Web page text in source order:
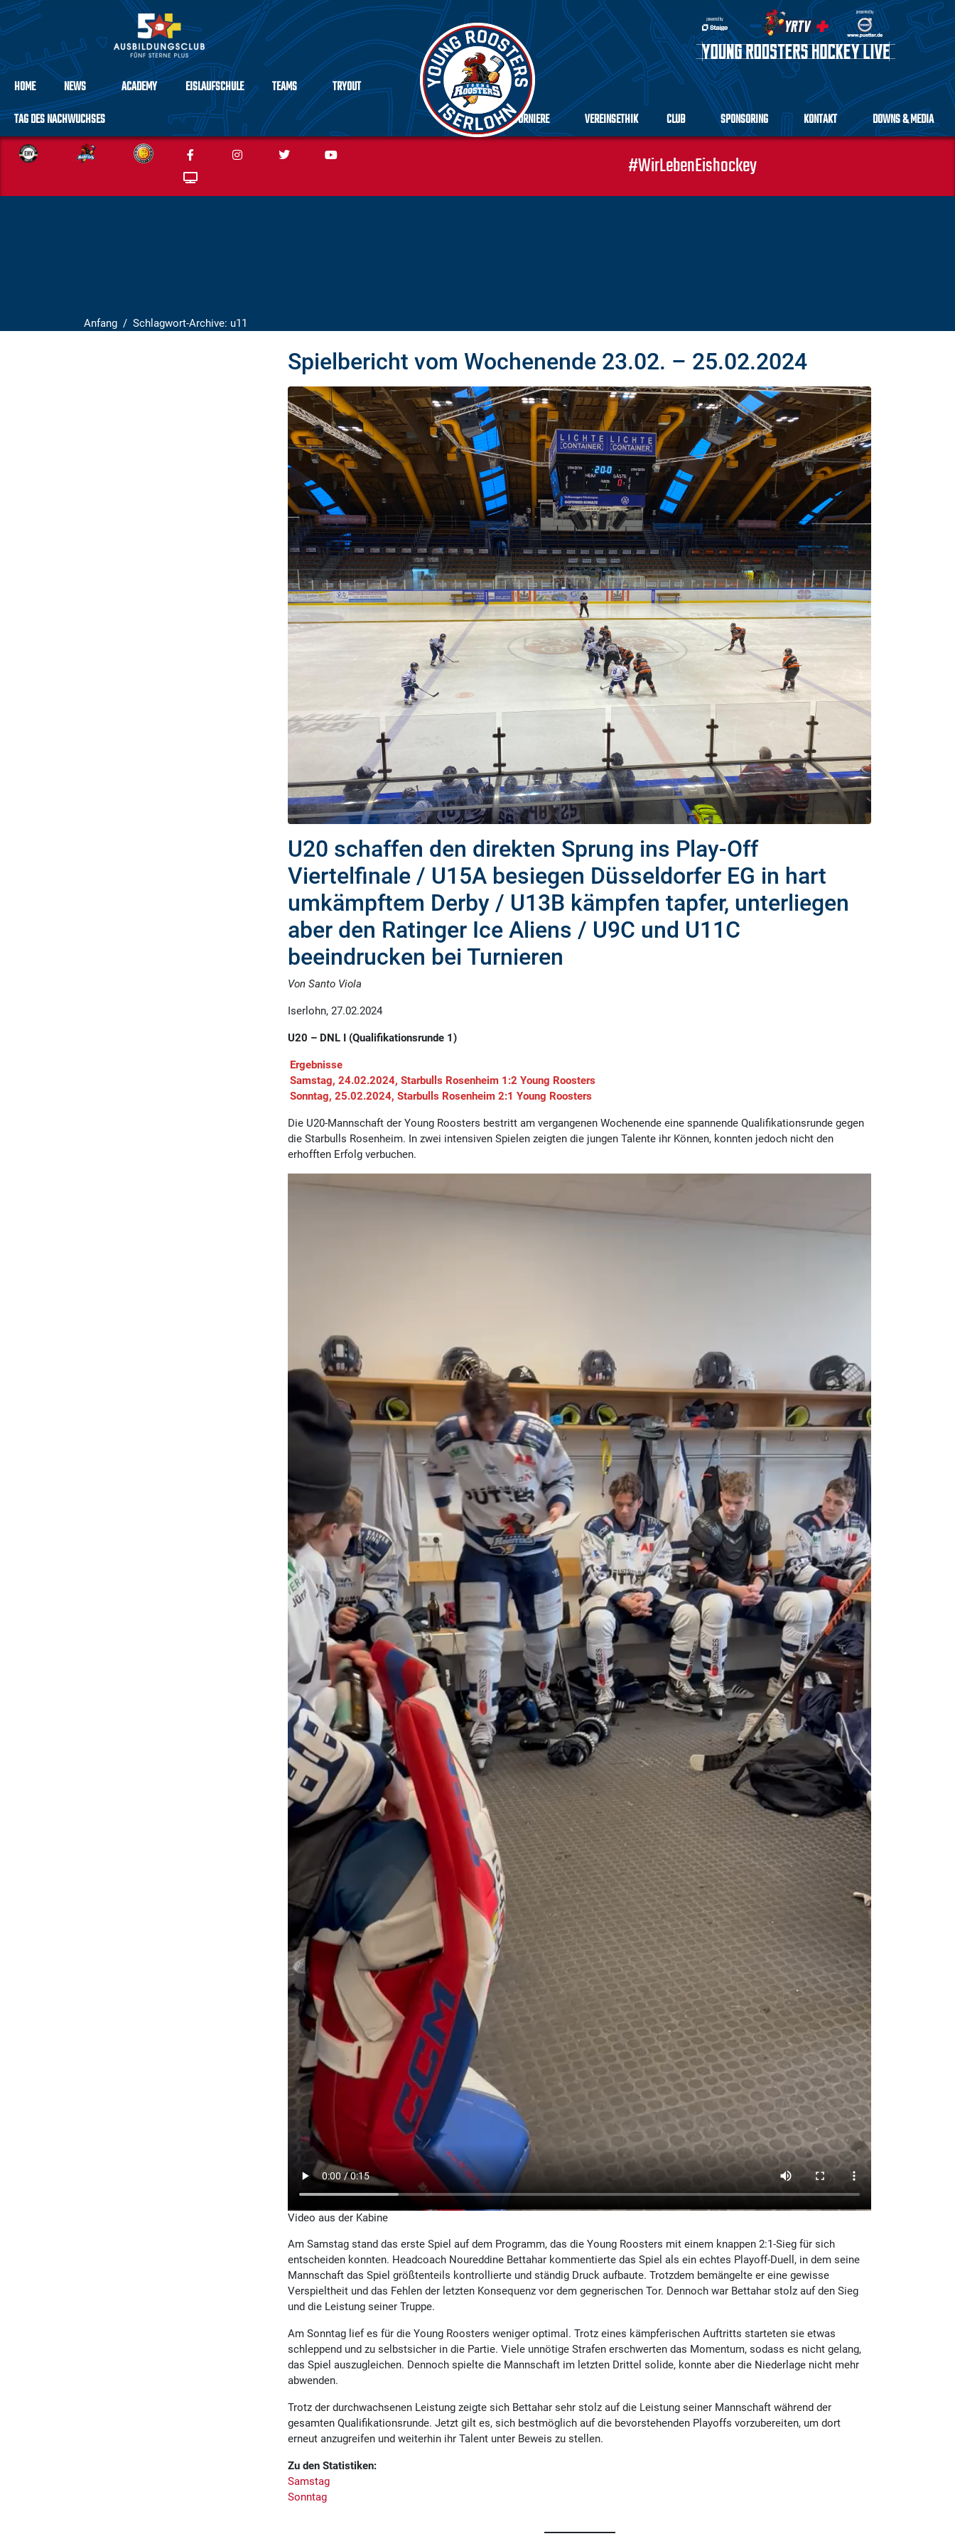
HOME NEWS ACADEMY EISLAUFSCHULE TEAMS
TRYOUT
TAG DES NACHWUCHSES
TURNIERE VEREINSETHIK CLUB SPONSORING KONTAKT DOWNS & MEDIA
#WirLebenEishockey
Anfang Schlagwort-Archive: u11
Spielbericht vom Wochenende 23.02. – 25.02.2024
U20 schaffen den direkten Sprung ins Play-Off
Viertelfinale / U15A besiegen Düsseldorfer EG in hart
umkämpftem Derby / U13B kämpfen tapfer, unterliegen
aber den Ratinger Ice Aliens / U9C und U11C
beeindrucken bei Turnieren
Von Santo Viola
Iserlohn, 27.02.2024
U20 – DNL I (Qualifikationsrunde 1)
Ergebnisse
Samstag, 24.02.2024, Starbulls Rosenheim 1:2 Young Roosters
Sonntag, 25.02.2024, Starbulls Rosenheim 2:1 Young Roosters
Die U20-Mannschaft der Young Roosters bestritt am vergangenen Wochenende eine spannende Qualifikationsrunde gegen
die Starbulls Rosenheim. In zwei intensiven Spielen zeigten die jungen Talente ihr Können, konnten jedoch nicht den
erhofften Erfolg verbuchen.
Video aus der Kabine
Am Samstag stand das erste Spiel auf dem Programm, das die Young Roosters mit einem knappen 2:1-Sieg für sich
entscheiden konnten. Headcoach Noureddine Bettahar kommentierte das Spiel als ein echtes Playoff-Duell, in dem seine
Mannschaft das Spiel größtenteils kontrollierte und ständig Druck aufbaute. Trotzdem bemängelte er eine gewisse
Verspieltheit und das Fehlen der letzten Konsequenz vor dem gegnerischen Tor. Dennoch war Bettahar stolz auf den Sieg
und die Leistung seiner Truppe.
Am Sonntag lief es für die Young Roosters weniger optimal. Trotz eines kämpferischen Auftritts starteten sie etwas
schleppend und zu selbstsicher in die Partie. Viele unnötige Strafen erschwerten das Momentum, sodass es nicht gelang,
das Spiel auszugleichen. Dennoch spielte die Mannschaft im letzten Drittel solide, konnte aber die Niederlage nicht mehr
abwenden.
Trotz der durchwachsenen Leistung zeigte sich Bettahar sehr stolz auf die Leistung seiner Mannschaft während der
gesamten Qualifikationsrunde. Jetzt gilt es, sich bestmöglich auf die bevorstehenden Playoffs vorzubereiten, um dort
erneut anzugreifen und weiterhin ihr Talent unter Beweis zu stellen.
Zu den Statistiken:
Samstag
Sonntag